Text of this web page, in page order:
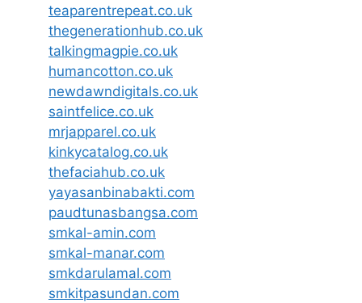
teaparentrepeat.co.uk
thegenerationhub.co.uk
talkingmagpie.co.uk
humancotton.co.uk
newdawndigitals.co.uk
saintfelice.co.uk
mrjapparel.co.uk
kinkycatalog.co.uk
thefaciahub.co.uk
yayasanbinabakti.com
paudtunasbangsa.com
smkal-amin.com
smkal-manar.com
smkdarulamal.com
smkitpasundan.com